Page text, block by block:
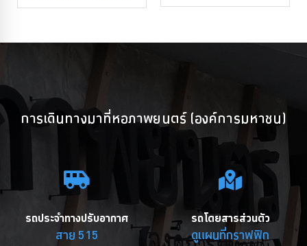
การเดินทางมาที่หอภาพยนตร์ (องค์การมหาชน)
รถประจำทางปรับอากาศ
สาย 515
รถโดยสารส่วนตัว
ดูแผนที่กราฟฟิก